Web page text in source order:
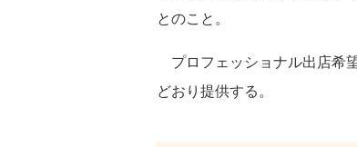
とのこと。
プロフェッショナル出店希
どおり提供する。